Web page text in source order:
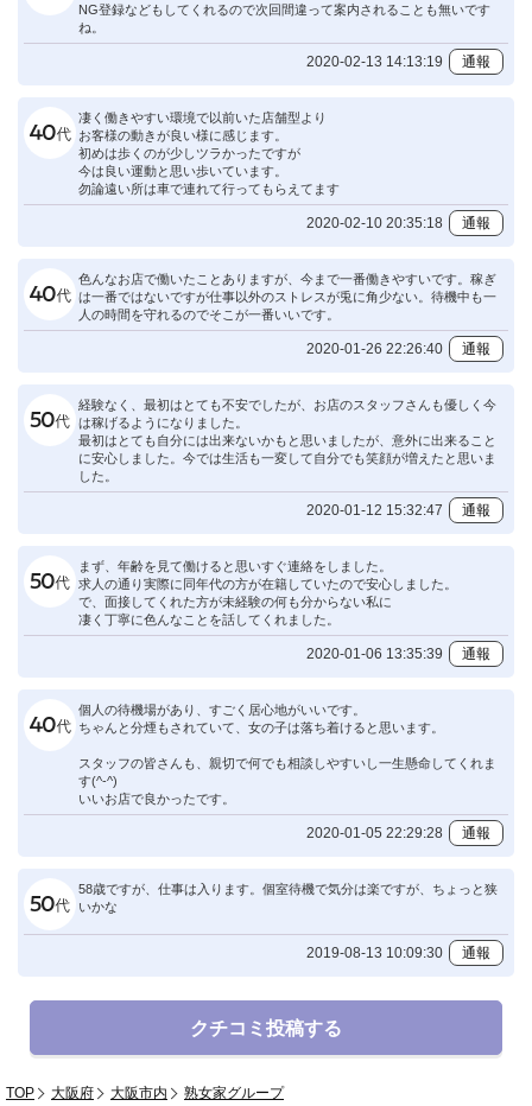
NG登録などもしてくれるので次回間違って案内されることも無いです
ね。
2020-02-13 14:13:19 通報
凄く働きやすい環境で以前いた店舗型より
お客様の動きが良い様に感じます。
初めは歩くのが少しツラかったですが
今は良い運動と思い歩いています。
勿論遠い所は車で連れて行ってもらえてます
2020-02-10 20:35:18 通報
色んなお店で働いたことありますが、今まで一番働きやすいです。稼ぎ
は一番ではないですが仕事以外のストレスが兎に角少ない。待機中も一
人の時間を守れるのでそこが一番いいです。
2020-01-26 22:26:40 通報
経験なく、最初はとても不安でしたが、お店のスタッフさんも優しく今
は稼げるようになりました。
最初はとても自分には出来ないかもと思いましたが、意外に出来ること
に安心しました。今では生活も一変して自分でも笑顔が増えたと思いま
した。
2020-01-12 15:32:47 通報
まず、年齢を見て働けると思いすぐ連絡をしました。
求人の通り実際に同年代の方が在籍していたので安心しました。
で、面接してくれた方が未経験の何も分からない私に
凄く丁寧に色んなことを話してくれました。
2020-01-06 13:35:39 通報
個人の待機場があり、すごく居心地がいいです。
ちゃんと分煙もされていて、女の子は落ち着けると思います。
スタッフの皆さんも、親切で何でも相談しやすいし一生懸命してくれま
す(^-^)
いいお店で良かったです。
2020-01-05 22:29:28 通報
58歳ですが、仕事は入ります。個室待機で気分は楽ですが、ちょっと狭
いかな
2019-08-13 10:09:30 通報
クチコミ投稿する
TOP 大阪府 大阪市内 熟女家グループ